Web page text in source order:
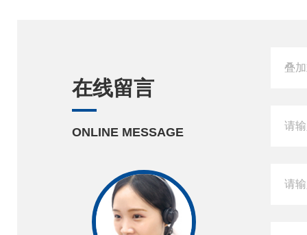
在线留言
ONLINE MESSAGE